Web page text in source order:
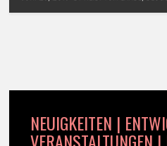
NEUIGKEITEN |
VERANSTALTUNGEN